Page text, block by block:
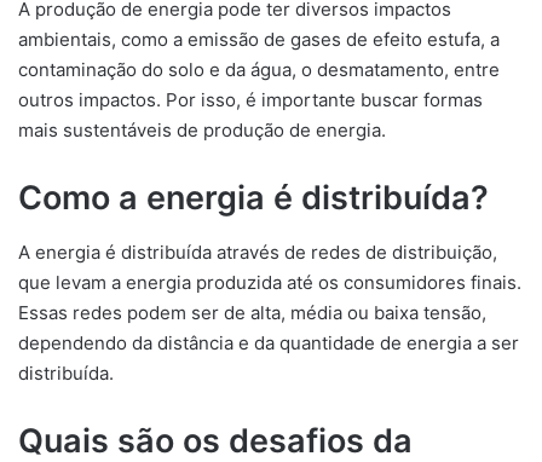
A produção de energia pode ter diversos impactos
ambientais, como a emissão de gases de efeito estufa, a
contaminação do solo e da água, o desmatamento, entre
outros impactos. Por isso, é importante buscar formas
mais sustentáveis de produção de energia.
Como a energia é distribuída?
A energia é distribuída através de redes de distribuição,
que levam a energia produzida até os consumidores finais.
Essas redes podem ser de alta, média ou baixa tensão,
dependendo da distância e da quantidade de energia a ser
distribuída.
Quais são os desafios da